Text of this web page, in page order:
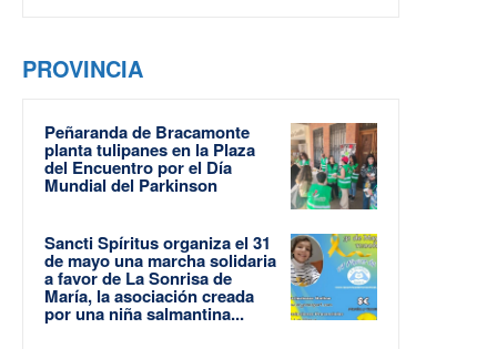
PROVINCIA
Peñaranda de Bracamonte
planta tulipanes en la Plaza
del Encuentro por el Día
Mundial del Parkinson
Sancti Spíritus organiza el 31
de mayo una marcha solidaria
a favor de La Sonrisa de
María, la asociación creada
por una niña salmantina...